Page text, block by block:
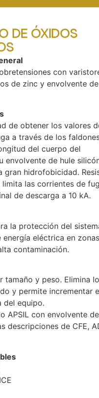
DE ÓXIDOS
con
de zinc y envolvente
de obtener los valores
a través de los
del cuerpo del
envolvente de hule
gran hidrofobicidad.
las corrientes de
de descarga a 10 kA.
la protección del
eléctrica en
contaminación.
tamaño y peso. Elimina
y permite incrementar
del equipo.
APSIL con envolvente
descripciones de CFE,